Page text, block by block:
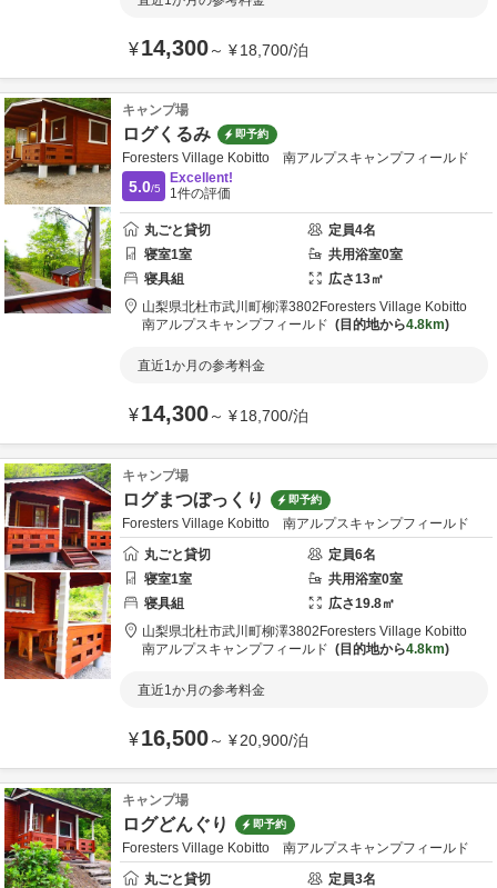
¥14,300～ ¥18,700/泊
キャンプ場
ログくるみ 即予約
Foresters Village Kobitto 南アルプスキャンプフィールド
5.0/5
Excellent!
1件の評価
丸ごと貸切 定員4名
寝室1室 共用浴室0室
寝具組 広さ13㎡
山梨県北杜市武川町柳澤3802 Foresters Village Kobitto
南アルプスキャンプフィールド
目的地から4.8km
直近1か月の参考料金
¥14,300～ ¥18,700/泊
キャンプ場
ログまつぼっくり 即予約
Foresters Village Kobitto 南アルプスキャンプフィールド
丸ごと貸切
定員6名
寝室1室 共用浴室0室
寝具組 広さ19.8㎡
山梨県北杜市武川町柳澤3802 Foresters Village Kobitto
南アルプスキャンプフィールド
目的地から4.8km
直近1か月の参考料金
¥16,500～ ¥20,900/泊
キャンプ場
ログどんぐり 即予約
Foresters Village Kobitto 南アルプスキャンプフィールド
丸ごと貸切
定員3名